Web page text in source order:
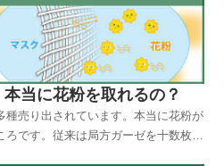
当に花粉を取れるの？
種売り出されています。本当に花粉が
です。従来は局方ガーゼを十数枚折